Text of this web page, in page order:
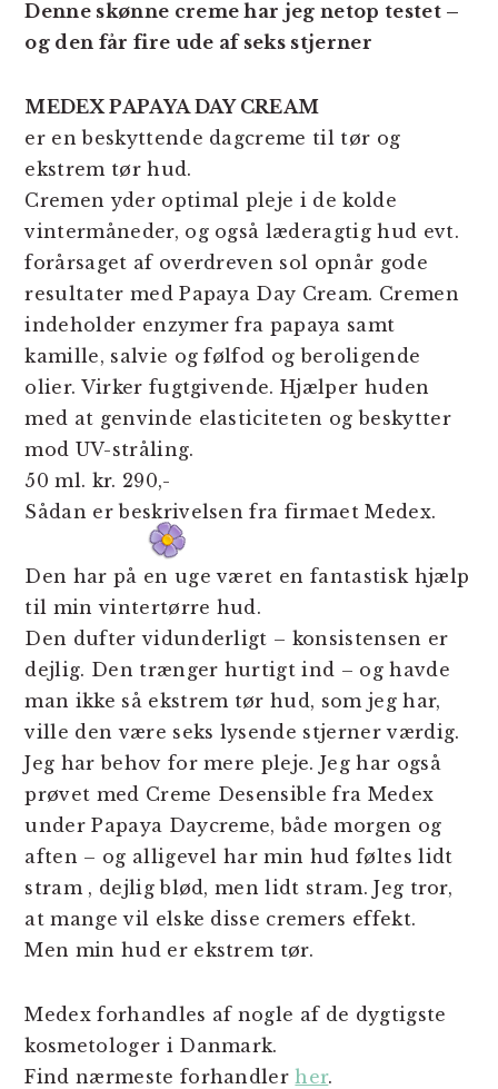
Denne skønne creme har jeg netop testet –
og den får fire ude af seks stjerner
MEDEX PAPAYA DAY CREAM
er en beskyttende dagcreme til tør og
ekstrem tør hud.
Cremen yder optimal pleje i de kolde
vintermåneder, og også læderagtig hud evt.
forårsaget af overdreven sol opnår gode
resultater med Papaya Day Cream. Cremen
indeholder enzymer fra papaya samt
kamille, salvie og følfod og beroligende
olier. Virker fugtgivende. Hjælper huden
med at genvinde elasticiteten og beskytter
mod UV-stråling.
50 ml. kr. 290,-
Sådan er beskrivelsen fra firmaet Medex.
Den har på en uge været en fantastisk hjælp
til min vintertørre hud.
Den dufter vidunderligt – konsistensen er
dejlig. Den trænger hurtigt ind – og havde
man ikke så ekstrem tør hud, som jeg har,
ville den være seks lysende stjerner værdig.
Jeg har behov for mere pleje. Jeg har også
prøvet med Creme Desensible fra Medex
under Papaya Daycreme, både morgen og
aften – og alligevel har min hud føltes lidt
stram , dejlig blød, men lidt stram. Jeg tror,
at mange vil elske disse cremers effekt.
Men min hud er ekstrem tør.
Medex forhandles af nogle af de dygtigste
kosmetologer i Danmark.
Find nærmeste forhandlerher.